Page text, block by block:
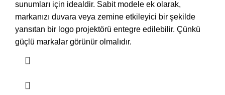
sunumları için idealdir. Sabit modele ek olarak,
markanızı duvara veya zemine etkileyici bir şekilde
yansıtan bir logo projektörü entegre edilebilir. Çünkü
güçlü markalar görünür olmalıdır.